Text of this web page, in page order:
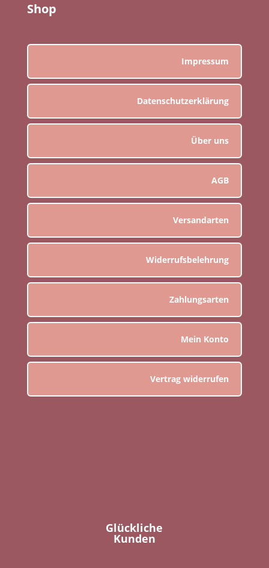
Shop
Impressum
Datenschutzerklärung
Über uns
AGB
Versandarten
Widerrufsbelehrung
Zahlungsarten
Mein Konto
Vertrag widerrufen
Glückliche
Kunden